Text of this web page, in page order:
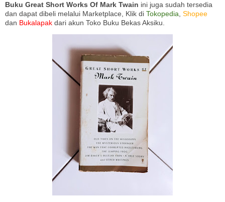
Buku Great Short Works Of Mark Twain ini juga sudah tersedia
dan dapat dibeli melalui Marketplace, Klik di Tokopedia, Shopee
dan Bukalapak dari akun Toko Buku Bekas Aksiku.